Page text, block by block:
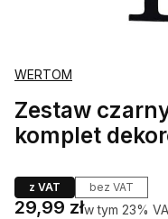
WERTOM
Zestaw
komplet
z VAT bez VAT
Cena
29,99 złw tym 23%
w tym 23%